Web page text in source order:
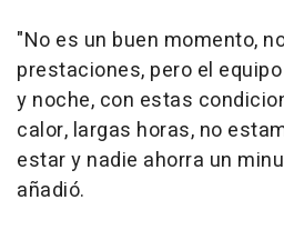
"No es un buen momento,
prestaciones, pero el
y noche, con estas
calor, largas horas, no
estar y nadie ahorra un
añadió.